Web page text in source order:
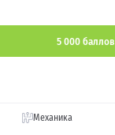
5 000 баллов
Механика